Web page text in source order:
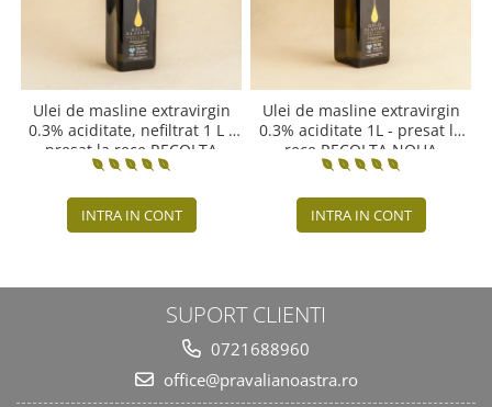
Ulei de masline extravirgin
0.3% aciditate, nefiltrat 1 L -
presat la rece RECOLTA
NOUA
INTRA IN CONT
Ulei de masline extravirgin
0.3% aciditate 1L - presat la
rece RECOLTA NOUA
INTRA IN CONT
SUPORT CLIENTI
0721688960
office@pravalianoastra.ro